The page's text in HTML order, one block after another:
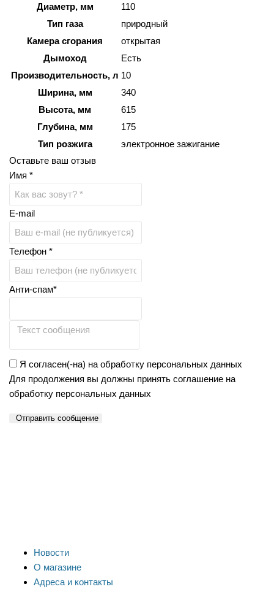
Диаметр, мм
110
Тип газа
природный
Камера сгорания
открытая
Дымоход
Есть
Производительность, л 10
Ширина, мм
340
Высота, мм
615
Глубина, мм
175
Тип розжига
электронное зажигание
Оставьте ваш отзыв
Имя *
E-mail
Телефон *
Анти-спам*
Я согласен(-на) на обработку персональных данных
Для продолжения вы должны принять соглашение на
обработку персональных данных
Отправить сообщение
Новости
О магазине
Адреса и контакты